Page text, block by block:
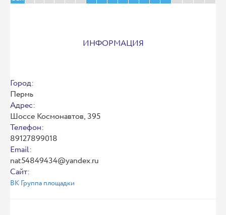
ИНФОРМАЦИЯ
Город:
Пермь
Адрес:
Шоссе Космонавтов, 395
Телефон:
89127899018
Email:
nat54849434@yandex.ru
Сайт:
ВК Группа площадки